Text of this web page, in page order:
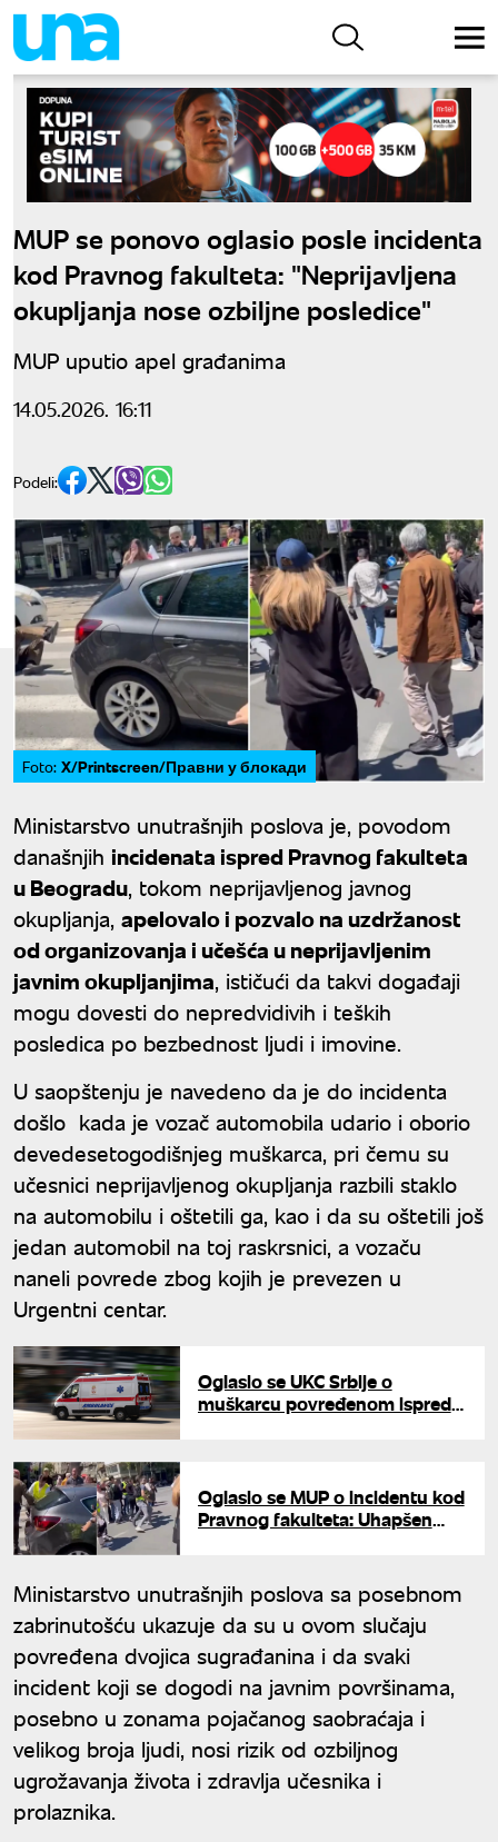
MUP se ponovo oglasio posle incidenta
kod Pravnog fakulteta: "Neprijavljena
okupljanja nose ozbiljne posledice"
MUP uputio apel građanima
14.05.2026. 16:11
Podeli:
Foto: X/Printscreen/Правни у блокади
Ministarstvo unutrašnjih poslova je, povodom
današnjih incidenata ispred Pravnog fakulteta
u Beogradu, tokom neprijavljenog javnog
okupljanja, apelovalo i pozvalo na uzdržanost
od organizovanja i učešća u neprijavljenim
javnim okupljanjima, ističući da takvi događaji
mogu dovesti do nepredvidivih i teških
posledica po bezbednost ljudi i imovine.
U saopštenju je navedeno da je do incidenta
došlo kada je vozač automobila udario i oborio
devedesetogodišnjeg muškarca, pri čemu su
učesnici neprijavljenog okupljanja razbili staklo
na automobilu i oštetili ga, kao i da su oštetili još
jedan automobil na toj raskrsnici, a vozaču
naneli povrede zbog kojih je prevezen u
Urgentni centar.
Oglasio se UKC Srbije o
muškarcu povređenom ispred
Oglasio se MUP o incidentu kod
Pravnog fakulteta: Uhapšen
blokade
Ministarstvo unutrašnjih poslova sa posebnom
zabrinutošću ukazuje da su u ovom slučaju
povređena dvojica sugrađanina i da svaki
incident koji se dogodi na javnim površinama,
posebno u zonama pojačanog saobraćaja i
velikog broja ljudi, nosi rizik od ozbiljnog
ugrožavanja života i zdravlja učesnika i
prolaznika.